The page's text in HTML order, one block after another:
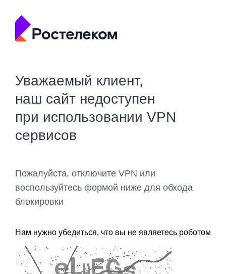
Уважаемый клиент,
наш сайт недоступен
при использовании VPN
сервисов
Пожалуйста, отключите VPN или
воспользуйтесь формой ниже для обхода
блокировки
Нам нужно убедиться, что вы не являетесь роботом